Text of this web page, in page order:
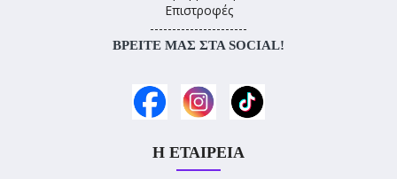
Επιστροφές
----------------------
ΒΡΕΊΤΕ ΜΑΣ ΣΤΑ SOCIAL!
Η ΕΤΑΙΡΕΊΑ